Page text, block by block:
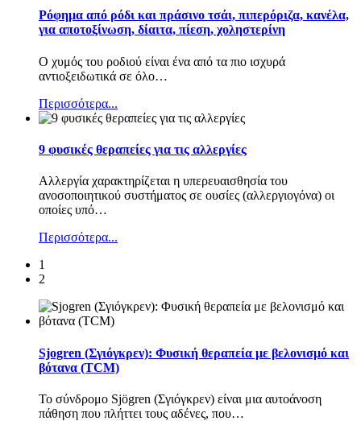
Ρόφημα από ρόδι και πράσινο τσάι, πιπερόριζα, κανέλα,
για αποτοξίνωση, δίαιτα, πίεση, χοληστερίνη
Ο χυμός του ροδιού είναι ένα από τα πιο ισχυρά
αντιοξειδωτικά σε όλο…
Περισσότερα...
9 φυσικές θεραπείες για τις αλλεργίες
Αλλεργία χαρακτηρίζεται η υπερευαισθησία του
ανοσοποιητικού συστήματος σε ουσίες (αλλεργιογόνα) οι
οποίες υπό…
Περισσότερα...
1
2
Sjogren (Σγιόγκρεν): Φυσική θεραπεία με βελονισμό και
βότανα (TCM)
Το σύνδρομο Sjögren (Σγιόγκρεν) είναι μια αυτοάνοση
πάθηση που πλήττει τους αδένες, που…